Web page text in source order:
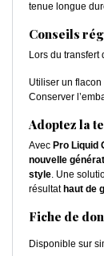
tenue longue
Conseils
Lors du transfert
Utiliser un
Conserver
Adoptez la
Avec Pro Liquid
nouvelle
style. Une
résultat haut de
Fiche de
Disponible sur